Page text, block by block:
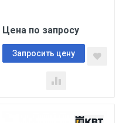
Цена по запросу
Запросить цену